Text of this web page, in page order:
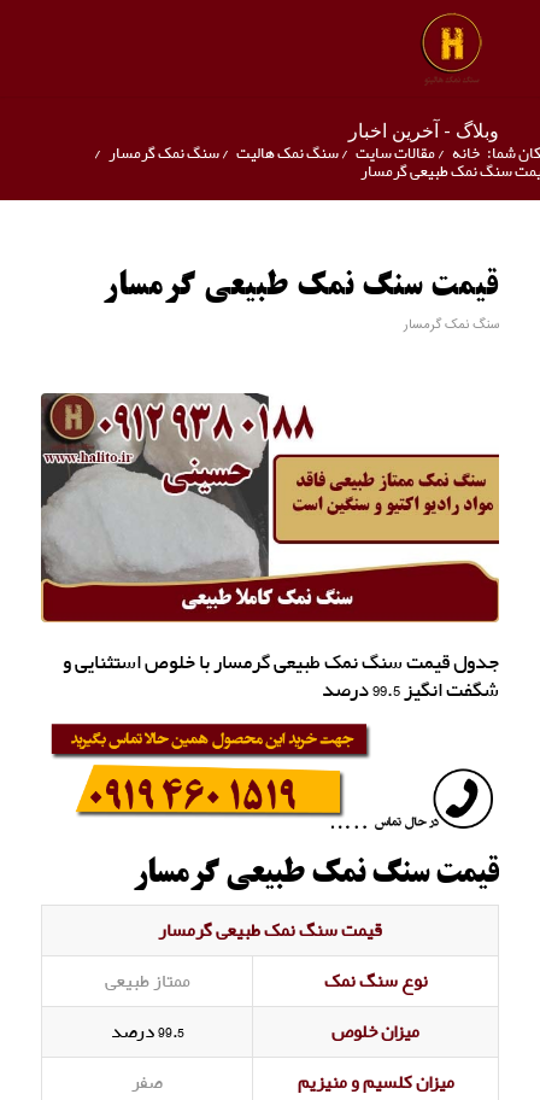
وبلاگ - آخرین اخبار
شما: خانه /مقالات سایت /سنگ نمک هالیت /سنگ نمک گرمسار /
سنگ نمک طبیعی گرمسار
قیمت سنگ نمک طبیعی گرمسار
سنگ نمک گرمسار
جدول قیمت سنگ نمک طبیعی گرمسار با خلوص استثنایی و
شگفت انگیز 99.5 درصد
قیمت سنگ نمک طبیعی گرمسار
قیمت سنگ نمک طبیعی گرمسار
نوع سنگ نمک
ممتاز طبیعی
میزان خلوص
99.5 درصد
میزان کلسیم و منیزیم
صفر